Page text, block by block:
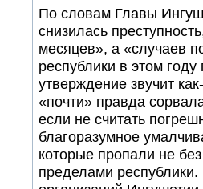
По словам Главы
снизилась
месяцев», а «случаев
республики в этом
утверждение звучит
«почти» правда
если не считать
благоразумное
которые пропали не
пределами